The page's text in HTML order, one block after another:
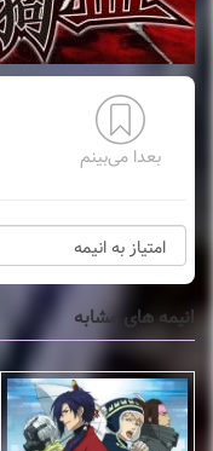
بعدا می‌بینم
انیمه های مشابه